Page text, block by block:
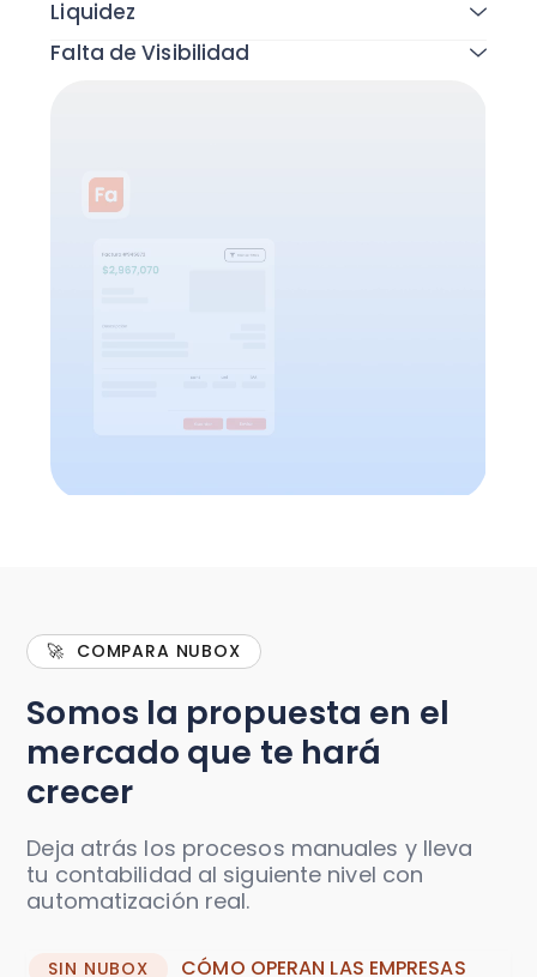
Liquidez
Falta de Visibilidad
🚀 COMPARA NUBOX
Somos la propuesta en el
mercado que te hará
crecer
Deja atrás los procesos manuales y lleva
tu contabilidad al siguiente nivel con
automatización real.
SIN NUBOX CÓMO OPERAN LAS EMPRESAS